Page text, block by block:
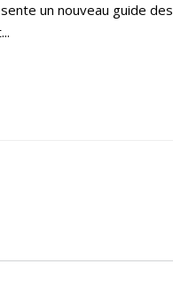
un nouveau guide des